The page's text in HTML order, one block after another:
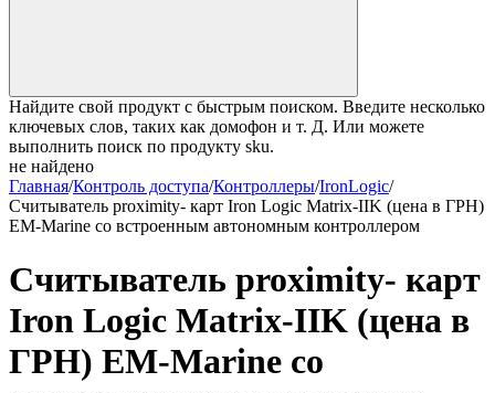
Найдите свой продукт с быстрым поиском. Введите несколько
ключевых слов, таких как домофон и т. Д. Или можете
выполнить поиск по продукту sku.
не найдено
Главная/Контроль доступа/Контроллеры/IronLogic/
Считыватель proximity- карт Iron Logic Matrix-IIK (цена в ГРН)
EM-Marine со встроенным автономным контроллером
Считыватель proximity- карт
Iron Logic Matrix-IIK (цена в
ГРН) EM-Marine со